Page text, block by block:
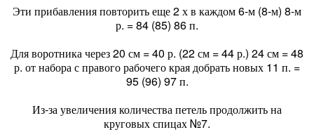
Эти прибавления повторить еще 2 х в каждом 6-м (8-м) 8-м
р. = 84 (85) 86 п.
Для воротника через 20 см = 40 р. (22 см = 44 р.) 24 см = 48
р. от набора с правого рабочего края добрать новых 11 п. =
95 (96) 97 п.
Из-за увеличения количества петель продолжить на
круговых спицах №7.